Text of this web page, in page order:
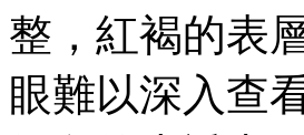
整，紅褐的表
眼難以深入查